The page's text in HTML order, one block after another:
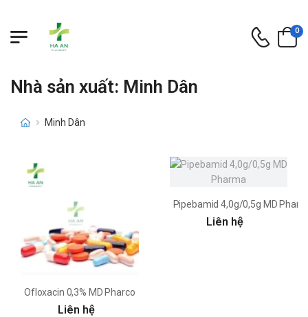
0
Nhà sản xuất: Minh Dân
Minh Dân
Ofloxacin 0,3% MD Pharco
Liên hệ
Pipebamid 4,0g/0,5g MD
Liên hệ